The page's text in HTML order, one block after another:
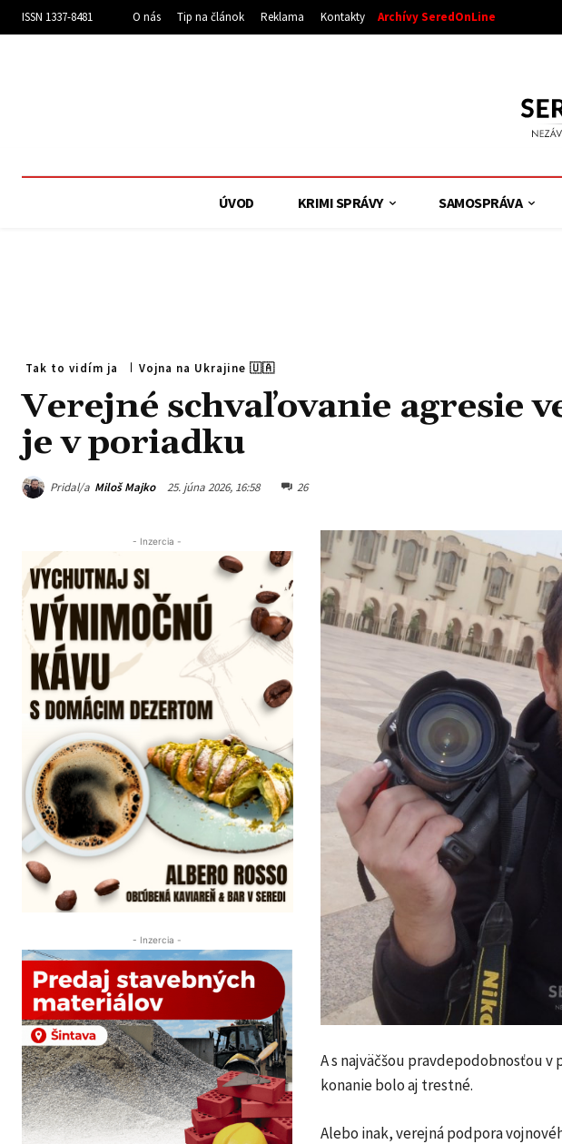
ISSN 1337-8481 O nás Tip na článok Reklama Kontakty Archívy SeredOnLine
ÚVOD KRIMI SPRÁVY SAMOSPRÁVA
Tak to vidím ja Vojna na Ukrajine 🇺🇦
Verejné schvaľovanie agresie
je v poriadku
Pridal/a Miloš Majko 25. júna 2026, 16:58 26
- Inzercia -
- Inzercia -
A s najväčšou pravdepodobnosťou
konanie bolo aj trestné.
Alebo inak, verejná podpora